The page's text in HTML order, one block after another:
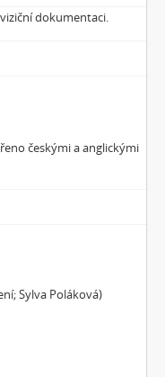
Doing Great)
z cestovního deníku temného turisty
styku s místními e-dívkami
Dívka s bičem
sen trvá 45 minut
dokumentaci.
českými a anglickými
Sylva Poláková)